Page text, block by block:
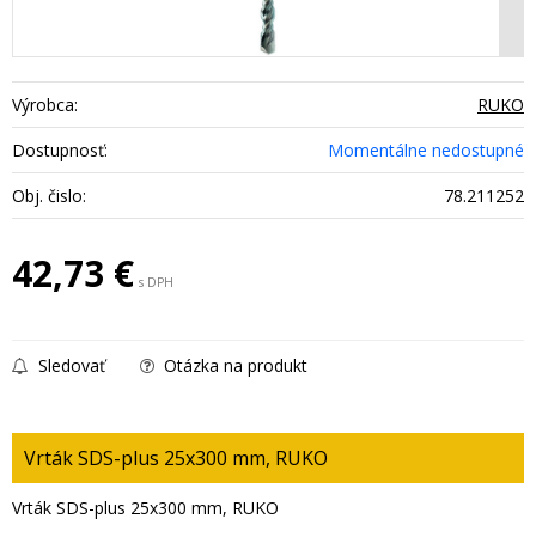
Výrobca:
RUKO
Dostupnosť:
Momentálne nedostupné
Obj. čislo:
78.211252
42,73 € s DPH
Sledovať Otázka na produkt
Vrták SDS-plus 25x300 mm, RUKO
Vrták SDS-plus 25x300 mm, RUKO